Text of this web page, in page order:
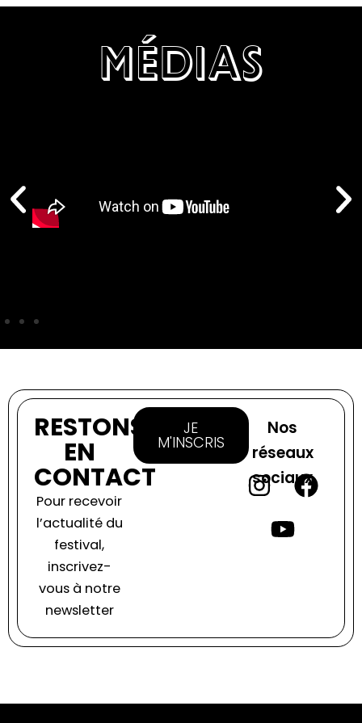
MÉDIAS
RESTONS
EN
CONTACT
Pour recevoir
l’actualité du
festival,
inscrivez-
vous à notre
newsletter
JE
M'INSCRIS
Nos
réseaux
sociaux
I
n
r
m
F
o
Y
o
e